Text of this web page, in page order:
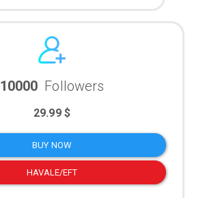
10000 Followers
29.99 $
BUY NOW
HAVALE/EFT